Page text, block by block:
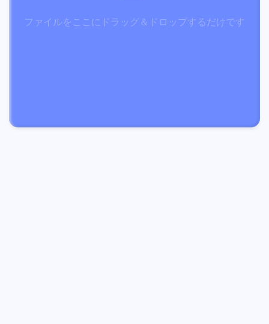
ファイルをここにドラッグ＆ドロップするだけです